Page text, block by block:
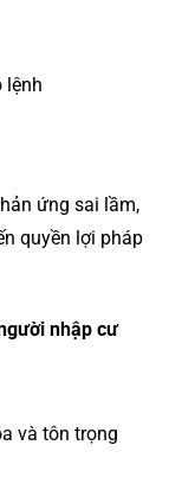
lệnh
ứng sai lầm,
quyền lợi pháp
nhập cư
và tôn trọng